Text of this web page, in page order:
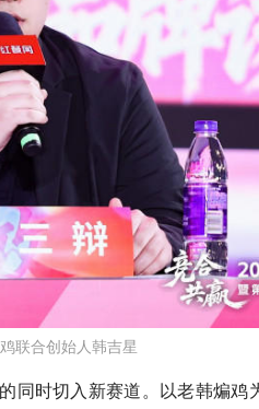
联合创始人韩吉星
同时切入新赛道。以老韩煸